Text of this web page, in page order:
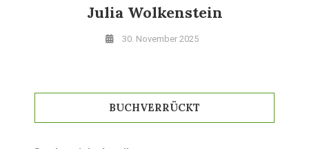
Julia Wolkenstein
30. November 2025
BUCHVERRÜCKT